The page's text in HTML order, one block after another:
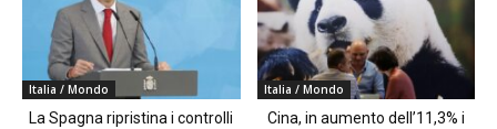
Italia / Mondo
La Spagna ripristina i controlli
Italia / Mondo
Cina, in aumento dell’11,3% i